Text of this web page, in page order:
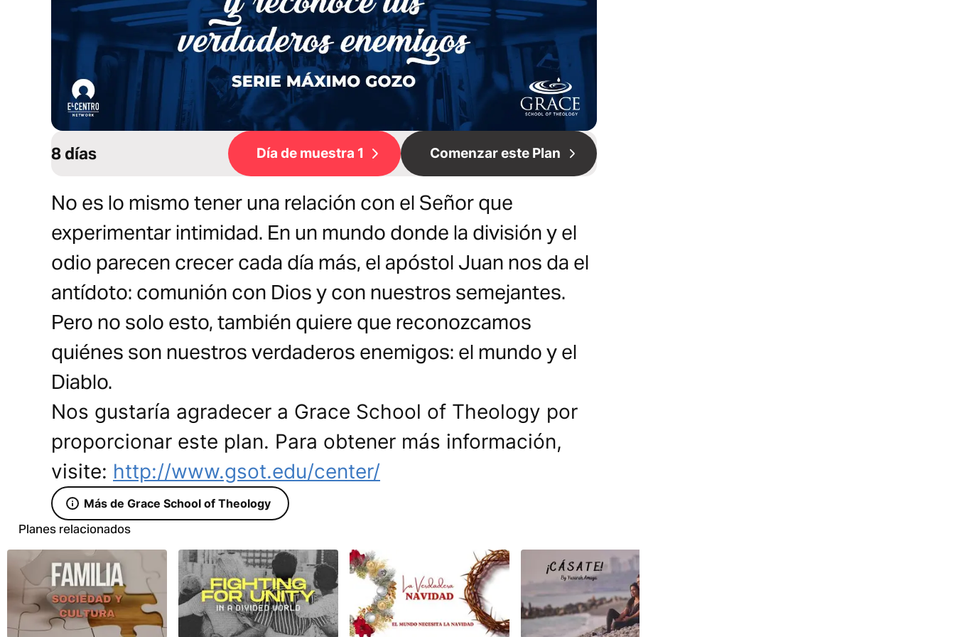
8 días Día de muestra 1 Comenzar este Plan
No es lo mismo tener una relación con el Señor que
experimentar intimidad. En un mundo donde la división y el
odio parecen crecer cada día más, el apóstol Juan nos da el
antídoto: comunión con Dios y con nuestros semejantes.
Pero no solo esto, también quiere que reconozcamos
quiénes son nuestros verdaderos enemigos: el mundo y el
Diablo.
Nos gustaría agradecer a Grace School of Theology por
proporcionar este plan. Para obtener más información,
visite: http://www.gsot.edu/center/
Más de Grace School of Theology
Planes relacionados